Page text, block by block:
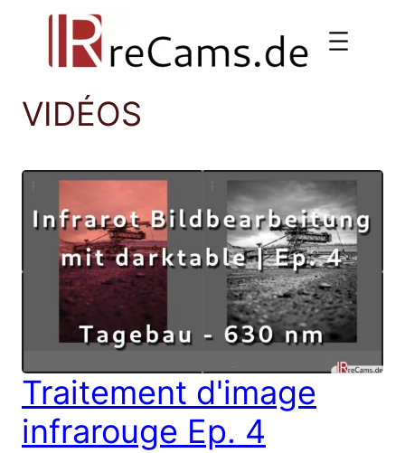
VIDÉOS
Traitement d'image
infrarouge Ep. 4